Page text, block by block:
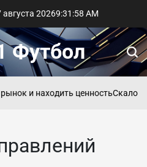
20269:31 :58 AM
Футбол
и находить ценностьСкалони